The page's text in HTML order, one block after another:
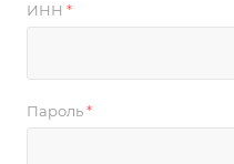
ИНН *
Пароль*